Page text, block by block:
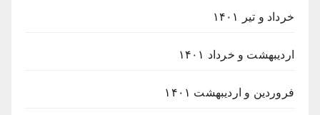
خرداد و تیر ۱۴۰۱
اردیبهشت و خرداد ۱۴۰۱
فروردین و اردیبهشت ۱۴۰۱